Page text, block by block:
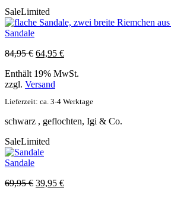
SaleLimited
Sandale
84,95€ Ursprünglicher
war:
84,95 €
64,95 €Aktueller
ist:
Enthält 19% MwSt.
zzgl. Versand
Lieferzeit: ca. 3-4 Werktage
schwarz , geflochten, Igi & Co.
SaleLimited
Sandale
69,95€ Ursprünglicher
39,95 €Aktueller